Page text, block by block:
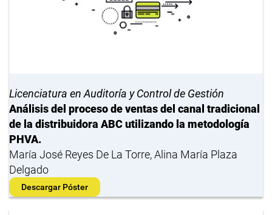
Licenciatura en Auditoría y Control de Gestión
Análisis del proceso de ventas del canal tradicional
de la distribuidora ABC utilizando la metodología
PHVA.
María José Reyes De La Torre, Alina María Plaza
Delgado
Descargar Póster